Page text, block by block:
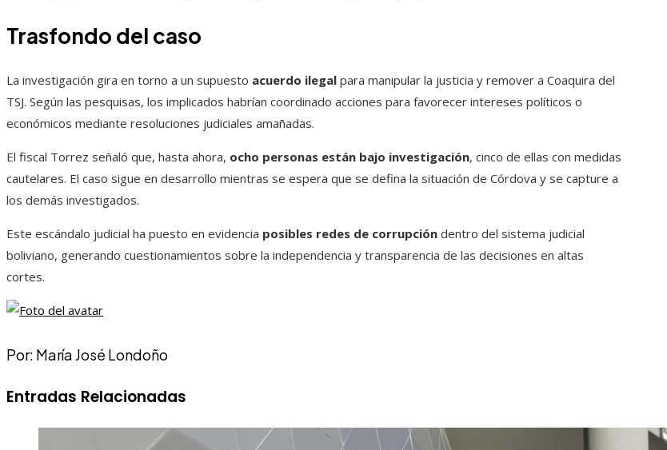
Trasfondo del caso
La investigación gira en torno a un supuesto acuerdo ilegal para manipular la justicia y remover a Coaquira del
TSJ. Según las pesquisas, los implicados habrían coordinado acciones para favorecer intereses políticos o
económicos mediante resoluciones judiciales amañadas.
El fiscal Torrez señaló que, hasta ahora, ocho personas están bajo investigación, cinco de ellas con medidas
cautelares. El caso sigue en desarrollo mientras se espera que se defina la situación de Córdova y se capture a
los demás investigados.
Este escándalo judicial ha puesto en evidencia posibles redes de corrupción dentro del sistema judicial
boliviano, generando cuestionamientos sobre la independencia y transparencia de las decisiones en altas
cortes.
Por: María José Londoño
Entradas Relacionadas